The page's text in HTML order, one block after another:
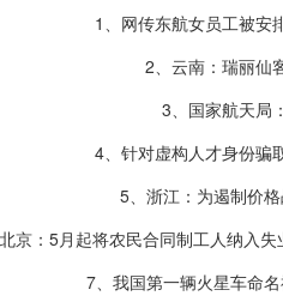
1、网传东航女员工被安
2、云南：瑞丽仙
3、国家航天局
4、针对虚构人才身份骗
5、浙江：为遏制价
京：5月起将农民合同制工人纳入
7、我国第一辆火星车命